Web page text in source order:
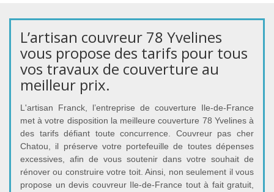
L’artisan couvreur 78 Yvelines
vous propose des tarifs pour tous
vos travaux de couverture au
meilleur prix.
L'artisan Franck, l’entreprise de couverture Ile-de-France
met à votre disposition la meilleure couverture 78 Yvelines à
des tarifs défiant toute concurrence. Couvreur pas cher
Chatou, il préserve votre portefeuille de toutes dépenses
excessives, afin de vous soutenir dans votre souhait de
rénover ou construire votre toit. Ainsi, non seulement il vous
propose un devis couvreur Ile-de-France tout à fait gratuit,